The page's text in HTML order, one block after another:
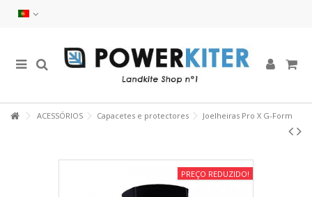
ACESSÓRIOS Capacetes e protectores Joelheiras Pro X G-Form
PREÇO REDUZIDO!